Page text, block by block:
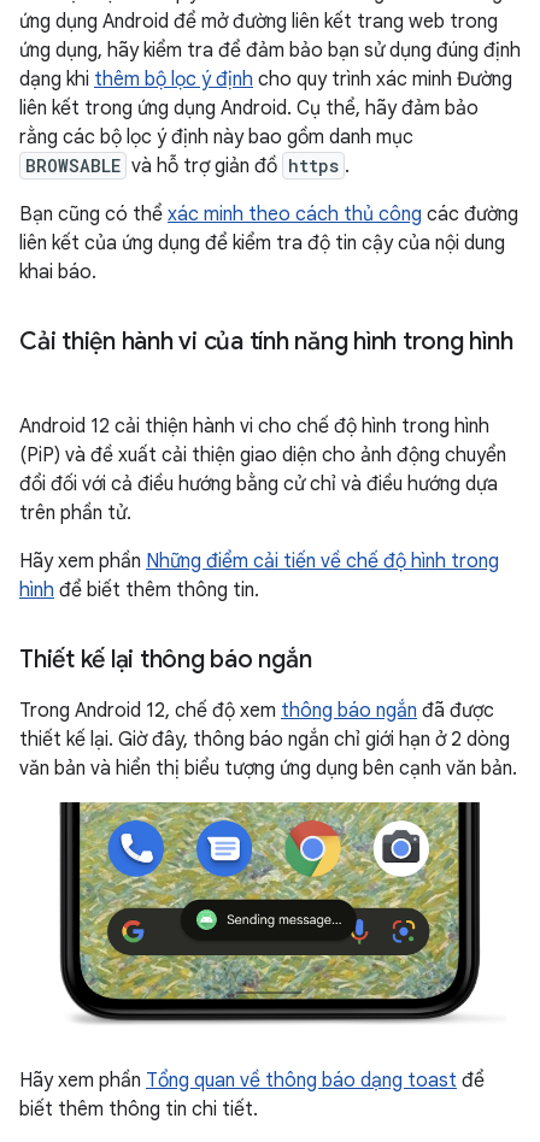
ứng dụng Android để mở đường liên kết trang web trong
ứng dụng, hãy kiểm tra để đảm bảo bạn sử dụng đúng định
dạng khi thêm bộ lọc ý định cho quy trình xác minh Đường
liên kết trong ứng dụng Android. Cụ thể, hãy đảm bảo
rằng các bộ lọc ý định này bao gồm danh mục
BROWSABLE và hỗ trợ giản đồ https .
Bạn cũng có thể xác minh theo cách thủ công các đường
liên kết của ứng dụng để kiểm tra độ tin cậy của nội dung
khai báo.
Cải thiện hành vi của tính năng hình trong hình
Android 12 cải thiện hành vi cho chế độ hình trong hình
(PiP) và đề xuất cải thiện giao diện cho ảnh động chuyển
đổi đối với cả điều hướng bằng cử chỉ và điều hướng dựa
trên phần tử.
Hãy xem phần Những điểm cải tiến về chế độ hình trong
hình để biết thêm thông tin.
Thiết kế lại thông báo ngắn
Trong Android 12, chế độ xem thông báo ngắn đã được
thiết kế lại. Giờ đây, thông báo ngắn chỉ giới hạn ở 2 dòng
văn bản và hiển thị biểu tượng ứng dụng bên cạnh văn bản.
Hãy xem phần Tổng quan về thông báo dạng toast để
biết thêm thông tin chi tiết.